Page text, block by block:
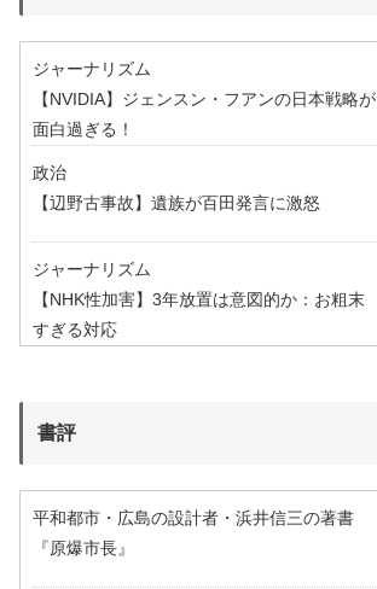
ジャーナリズム
【NVIDIA】ジェンスン・フアンの日本戦略が
面白過ぎる！
政治
【辺野古事故】遺族が百田発言に激怒
ジャーナリズム
【NHK性加害】3年放置は意図的か：お粗末
すぎる対応
書評
平和都市・広島の設計者・浜井信三の著書
『原爆市長』